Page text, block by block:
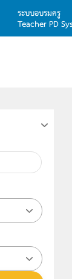
ระบบอบรมครู
Teacher PD